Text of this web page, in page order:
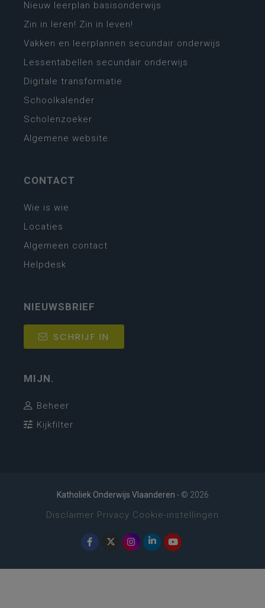
Nieuw leerplan basisonderwijs
Zin in leren! Zin in leven!
Vakken en leerplannen secundair onderwijs
Lessentabellen secundair onderwijs
Digitale transformatie
Schoolkalender
Scholenzoeker
Algemene website
CONTACT
Wie is wie
Locaties
Algemeen contact
Helpdesk
NIEUWSBRIEF
SCHRIJF IN
MIJN.
Beheer
Kijkfilter
Katholiek Onderwijs Vlaanderen - © 2026
Disclaimer Privacy Cookie-instellingen